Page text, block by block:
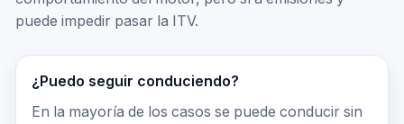
puede impedir pasar la ITV.
¿Puedo seguir conduciendo?
En la mayoría de los casos se puede conducir sin